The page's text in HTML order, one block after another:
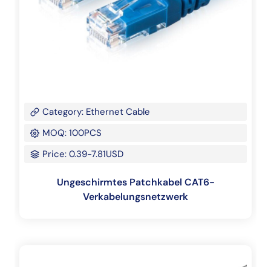
Category: Ethernet Cable
MOQ: 100PCS
Price: 0.39-7.81USD
Ungeschirmtes Patchkabel CAT6-
Verkabelungsnetzwerk